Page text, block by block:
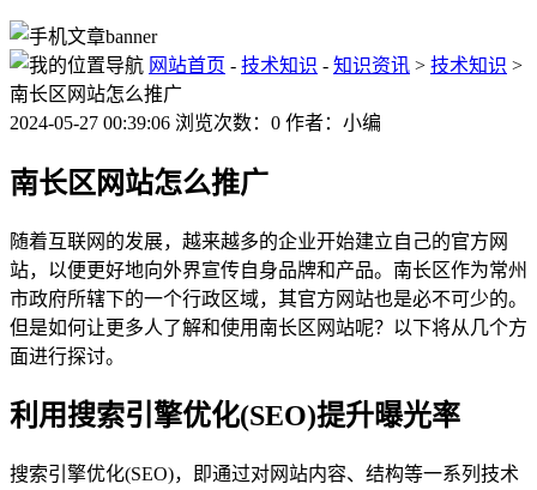
网站首页 - 技术知识 - 知识资讯 > 技术知识 >
南长区网站怎么推广
2024-05-27 00:39:06 浏览次数：0 作者：小编
南长区网站怎么推广
随着互联网的发展，越来越多的企业开始建立自己的官方网
站，以便更好地向外界宣传自身品牌和产品。南长区作为常州
市政府所辖下的一个行政区域，其官方网站也是必不可少的。
但是如何让更多人了解和使用南长区网站呢？以下将从几个方
面进行探讨。
利用搜索引擎优化(SEO)提升曝光率
搜索引擎优化(SEO)，即通过对网站内容、结构等一系列技术